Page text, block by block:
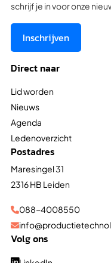
schrijf je in voor onze
Inschrijven
Direct naar
Lid worden
Nieuws
Agenda
Ledenoverzicht
Postadres
Maresingel 31
2316 HB Leiden
088-4008550

Volg ons